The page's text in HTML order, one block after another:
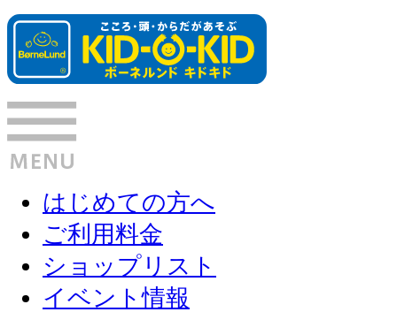
はじめての方へ
ご利用料金
ショップリスト
イベント情報